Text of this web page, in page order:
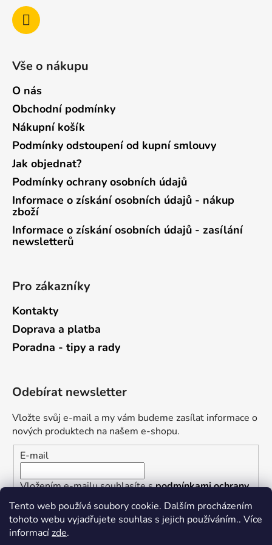
Tento web používá soubory cookie. Dalším procházením
tohoto webu vyjadřujete souhlas s jejich používáním.. Více
informacízde.
Vše o nákupu
O nás
Obchodní podmínky
Nákupní košík
Podmínky odstoupení od kupní smlouvy
Jak objednat?
Podmínky ochrany osobních údajů
Informace o získání osobních údajů - nákup
zboží
Informace o získání osobních údajů - zasílání
newsletterů
Pro zákazníky
Kontakty
Doprava a platba
Poradna - tipy a rady
Odebírat newsletter
Vložte svůj e-mail a my vám budeme zasílat informace o
nových produktech na našem e-shopu.
E-mail
Vložením e-mailu souhlasíte spodmínkami ochrany
osobních údajů
PŘIHLÁSIT SE